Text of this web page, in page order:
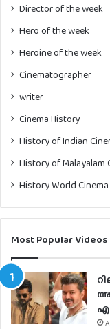
Director of the week
Hero of the week
Heroine of the week
Cinematographer
writer
Cinema History
History of Indian
History of Malayalam
History World Cinema
Most Popular Videos